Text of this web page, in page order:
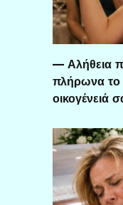
— Αλήθεια
πλήρωνα το
οικογένειά